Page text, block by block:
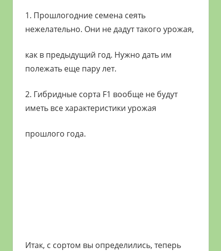
1. Прошлогодние семена сеять
нежелательно. Они не дадут такого урожая,
как в предыдущий год. Нужно дать им
полежать еще пару лет.
2. Гибридные сорта F1 вообще не будут
иметь все характеристики урожая
прошлого года.
Итак, с сортом вы определились, теперь